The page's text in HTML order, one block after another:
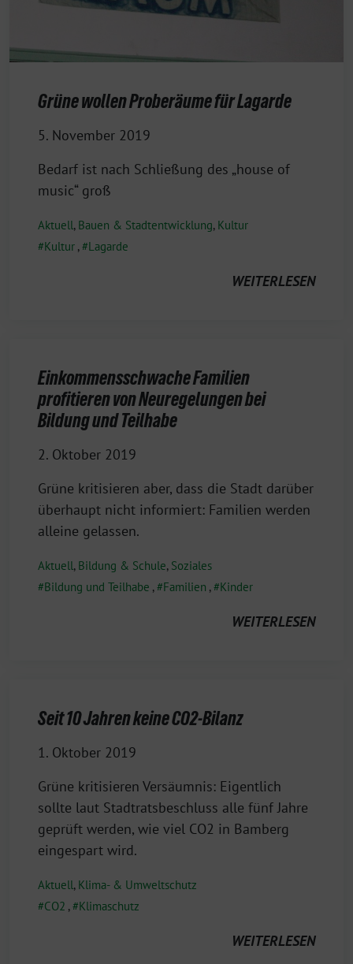
Grüne wollen Proberäume für Lagarde
5. November 2019
Bedarf ist nach Schließung des „house of
music“ groß
Aktuell, Bauen & Stadtentwicklung, Kultur
Kultur , Lagarde
WEITERLESEN
Einkommensschwache Familien
profitieren von Neuregelungen bei
Bildung und Teilhabe
2. Oktober 2019
Grüne kritisieren aber, dass die Stadt darüber
überhaupt nicht informiert: Familien werden
alleine gelassen.
Aktuell, Bildung & Schule, Soziales
Bildung und Teilhabe , Familien , Kinder
WEITERLESEN
Seit 10 Jahren keine CO2-Bilanz
1. Oktober 2019
Grüne kritisieren Versäumnis: Eigentlich
sollte laut Stadtratsbeschluss alle fünf Jahre
geprüft werden, wie viel CO2 in Bamberg
eingespart wird.
Aktuell, Klima- & Umweltschutz
CO2 , Klimaschutz
WEITERLESEN